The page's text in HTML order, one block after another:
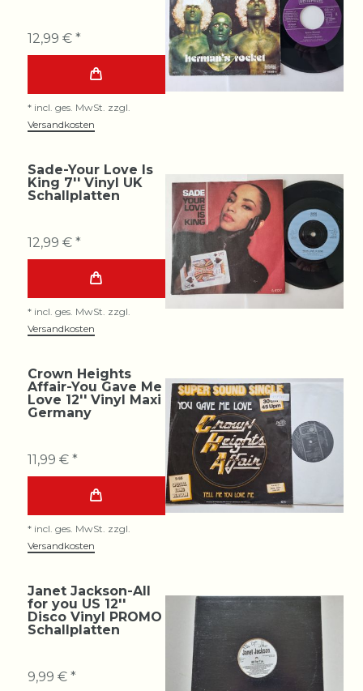
12,99 € *
* incl. ges. MwSt. zzgl.
Versandkosten
Sade-Your Love Is
King 7'' Vinyl UK
Schallplatten
12,99 € *
* incl. ges. MwSt. zzgl.
Versandkosten
Crown Heights
Affair-You Gave Me
Love 12'' Vinyl Maxi
Germany
11,99 € *
* incl. ges. MwSt. zzgl.
Versandkosten
Janet Jackson-All
for you US 12''
Disco Vinyl PROMO
Schallplatten
9,99 € *